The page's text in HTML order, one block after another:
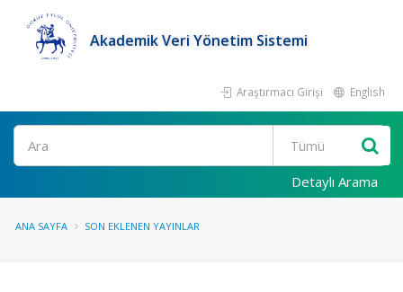
Akademik Veri Yönetim Sistemi
Araştırmacı Girişi English
Ara
Detaylı Arama
ANA SAYFA SON EKLENEN YAYINLAR